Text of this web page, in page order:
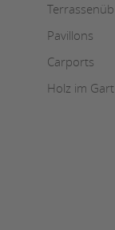
Pavillons
Carports
Holz im